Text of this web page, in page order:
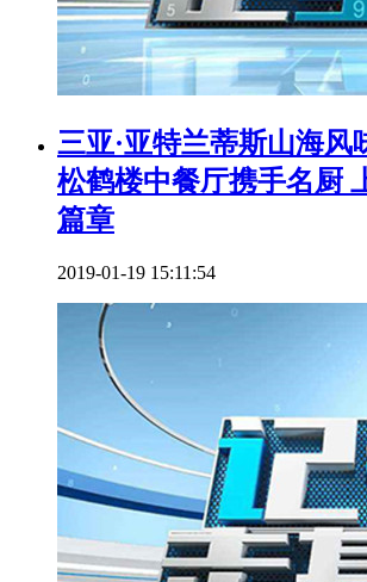
三亚·亚特兰蒂斯山海风
松鹤楼中餐厅携手名厨
篇章
2019-01-19 15:11:54